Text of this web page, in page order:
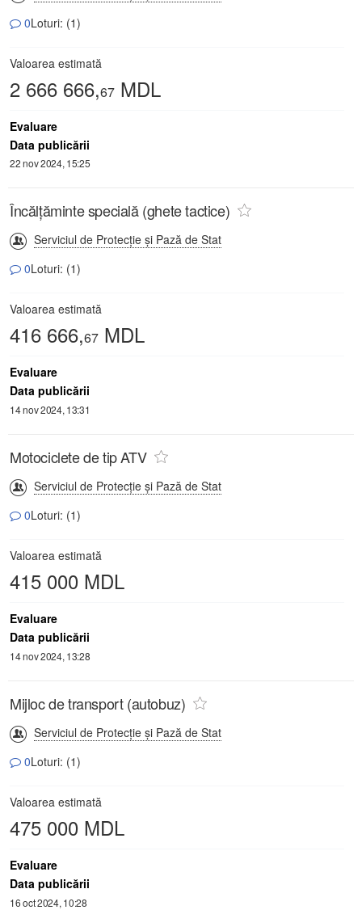
0Loturi: (1)
Valoarea estimată
2 666 666,67 MDL
Evaluare
Data publicării
22 nov 2024, 15:25
Încălțăminte specială (ghete tactice)
Serviciul de Protecție și Pază de Stat
0Loturi: (1)
Valoarea estimată
416 666,67 MDL
Evaluare
Data publicării
14 nov 2024, 13:31
Motociclete de tip ATV
Serviciul de Protecție și Pază de Stat
0Loturi: (1)
Valoarea estimată
415 000 MDL
Evaluare
Data publicării
14 nov 2024, 13:28
Mijloc de transport (autobuz)
Serviciul de Protecție și Pază de Stat
0Loturi: (1)
Valoarea estimată
475 000 MDL
Evaluare
Data publicării
16 oct 2024, 10:28